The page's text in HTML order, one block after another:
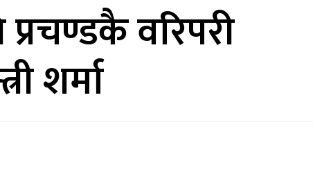
वरिपरी
शर्मा